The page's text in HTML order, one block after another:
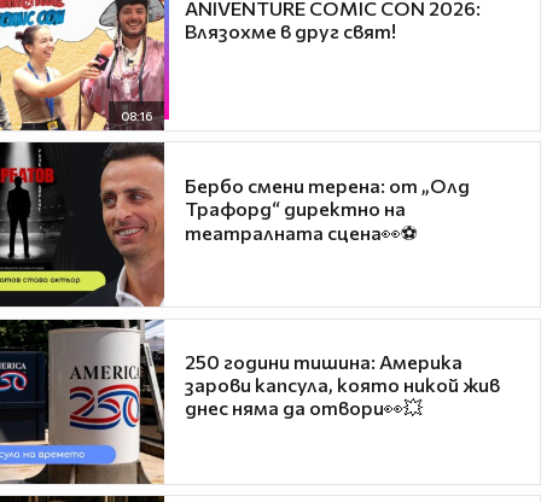
08:16
ANIVENTURE COMIC CON 2026:
Влязохме в друг свят!
Бербо смени терена: от „Олд
Трафорд“ директно на
театралната сцена👀⚽
250 години тишина: Америка
зарови капсула, която никой жив
днес няма да отвори👀💥